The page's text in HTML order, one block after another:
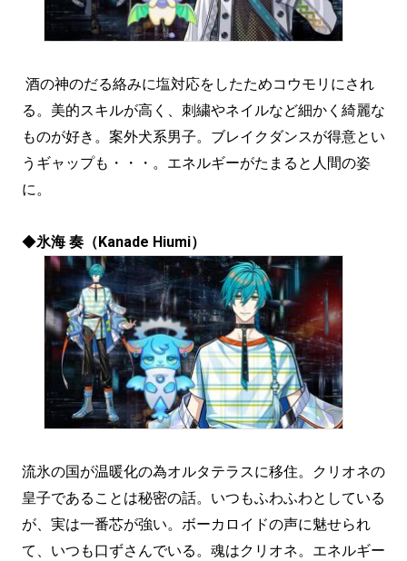
酒の神のだる絡みに塩対応をしたためコウモリにされ
る。美的スキルが高く、刺繍やネイルなど細かく綺麗な
ものが好き。案外犬系男子。ブレイクダンスが得意とい
うギャップも・・・。エネルギーがたまると人間の姿
に。
◆氷海 奏（Kanade Hiumi）
流氷の国が温暖化の為オルタテラスに移住。クリオネの
皇子であることは秘密の話。いつもふわふわとしている
が、実は一番芯が強い。ボーカロイドの声に魅せられ
て、いつも口ずさんでいる。魂はクリオネ。エネルギー